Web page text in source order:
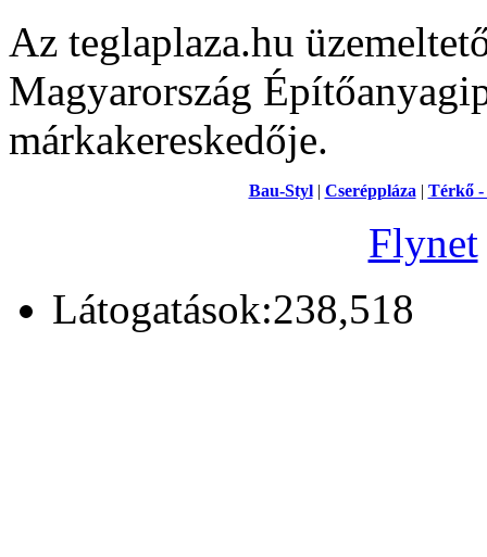
Az teglaplaza.hu
Magyarország
márkakereskedője.
Bau-Styl| Cseréppláza | Térkő -
Flynet
Látogatások:238,518